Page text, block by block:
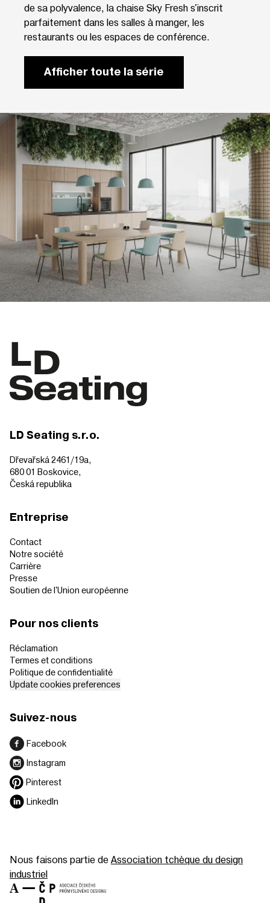
de sa polyvalence, la chaise Sky Fresh s'inscrit
parfaitement dans les salles à manger, les
restaurants ou les espaces de conférence.
Afficher toute la série
LD Seating s.r.o.
Dřevařská 2461/19a,
680 01 Boskovice,
Česká republika
Entreprise
Contact
Notre société
Carrière
Presse
Soutien de l'Union européenne
Pour nos clients
Réclamation
Termes et conditions
Politique de confidentialité
Update cookies preferences
Suivez-nous
Facebook
Instagram
Pinterest
LinkedIn
Nous faisons partie deAssociation tchèque du design
industriel